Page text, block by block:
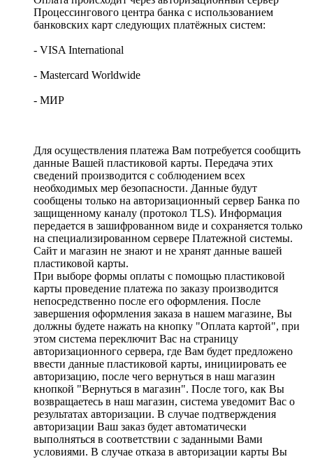
Процессингового центра банка с использованием
банковских карт следующих платёжных систем:
- VISA International
- Mastercard Worldwide
- МИР
Для осуществления платежа Вам потребуется сообщить
данные Вашей пластиковой карты. Передача этих
сведений производится с соблюдением всех
необходимых мер безопасности. Данные будут
сообщены только на авторизационный сервер Банка по
защищенному каналу (протокол TLS). Информация
передается в зашифрованном виде и сохраняется только
на специализированном сервере Платежной системы.
Сайт и магазин не знают и не хранят данные вашей
пластиковой карты.
При выборе формы оплаты с помощью пластиковой
карты проведение платежа по заказу производится
непосредственно после его оформления. После
завершения оформления заказа в нашем магазине, Вы
должны будете нажать на кнопку "Оплата картой", при
этом система переключит Вас на страницу
авторизационного сервера, где Вам будет предложено
ввести данные пластиковой карты, инициировать ее
авторизацию, после чего вернуться в наш магазин
кнопкой "Вернуться в магазин". После того, как Вы
возвращаетесь в наш магазин, система уведомит Вас о
результатах авторизации. В случае подтверждения
авторизации Ваш заказ будет автоматически
выполняться в соответствии с заданными Вами
условиями. В случае отказа в авторизации карты Вы